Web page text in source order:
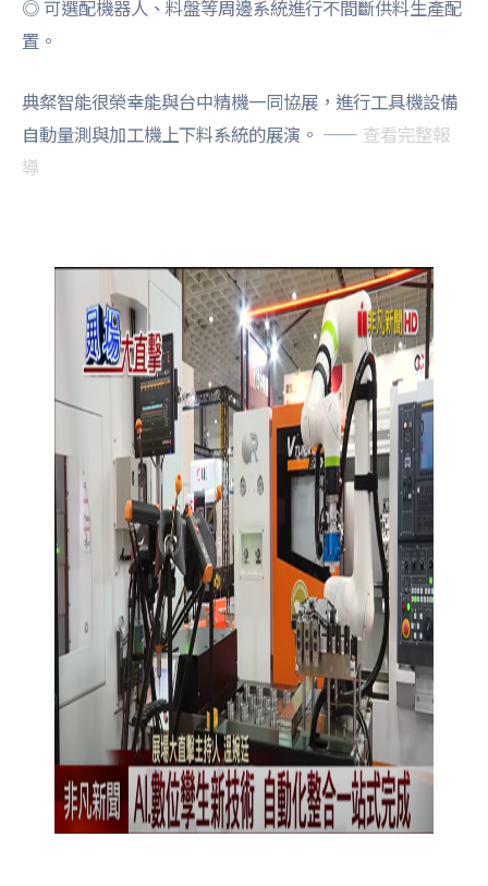
◎ 可選配機器人、料盤等周邊系統進行不間斷供料生產配
置。
典粲智能很榮幸能與台中精機一同協展，進行工具機設備
自動量測與加工機上下料系統的展演。 —— 查看完整報
導